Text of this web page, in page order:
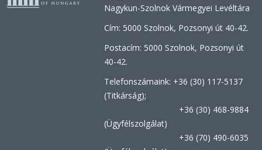
Nagykun-Szolnok Vármegyei Levéltára
Cím: 5000 Szolnok, Pozsonyi út 40-42.
Postacím: 5000 Szolnok, Pozsonyi út
40-42.
Telefonszámaink: +36 (30) 117-5137
(Titkárság);
+36 (30) 468-9884
(Ügyfélszolgálat)
+36 (70) 490-6035